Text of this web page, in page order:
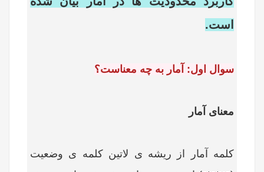
است.
سوال اول: آمار به چه معناست؟
معنای آمار
کلمه آمار از ریشه ی لاتین کلمه ی وضعیت